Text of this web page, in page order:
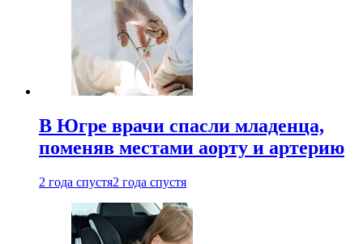
В Югре врачи спасли младенца,
поменяв местами аорту и артерию
2 года спустя2 года спустя